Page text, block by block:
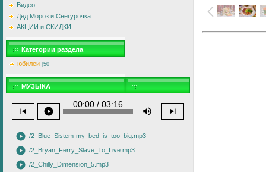
Видео
Дед Мороз и Снегурочка
АКЦИИ и СКИДКИ
Категории раздела
юбилеи [50]
МУЗЫКА
skip_previous play_circle
00:00 / 03:16
volume_up skip_next
play_circle /2_Blue_Sistem-my_bed_is_too_big.mp3
play_circle /2_Bryan_Ferry_Slave_To_Live.mp3
play_circle /2_Chilly_Dimension_5.mp3